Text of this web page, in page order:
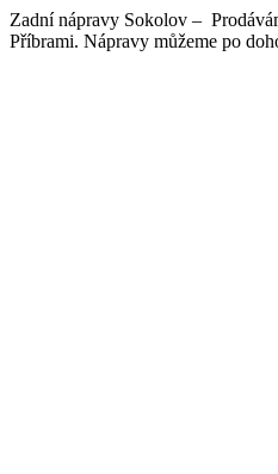
Zadní nápravy Sokolov –
Příbrami. Nápravy můžeme po